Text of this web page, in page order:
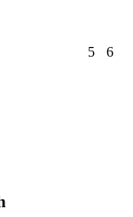
5 6